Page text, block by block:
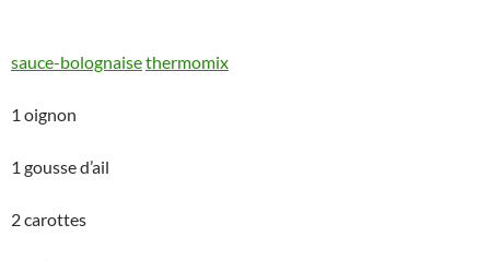
sauce-bolognaisethermomix
1 oignon
1 gousse d’ail
2 carottes